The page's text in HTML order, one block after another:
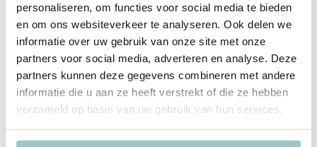
personaliseren, om functies voor social media te bieden
en om ons websiteverkeer te analyseren. Ook delen we
informatie over uw gebruik van onze site met onze
partners voor social media, adverteren en analyse. Deze
partners kunnen deze gegevens combineren met andere
informatie die u aan ze heeft verstrekt of die ze hebben
verzameld op basis van uw gebruik van hun services.
Warme, neutrale kleur voor eindeloos combineren
Productspecificaties
SKU 1140011-5490